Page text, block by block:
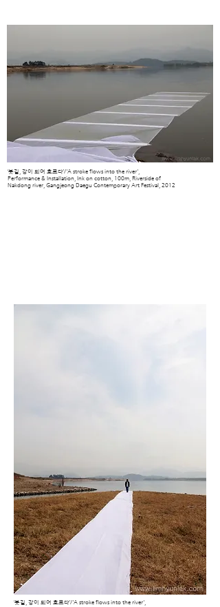
‘붓길, 강이 되어 흐르다’/'A stroke flows into the river',
Performance & Installation, Ink on cotton, 100m, Riverside of
Nakdong river, Gangjeong Daegu Contemporary Art Festival, 2012
‘붓길, 강이 되어 흐르다’/'A stroke flows into the river',